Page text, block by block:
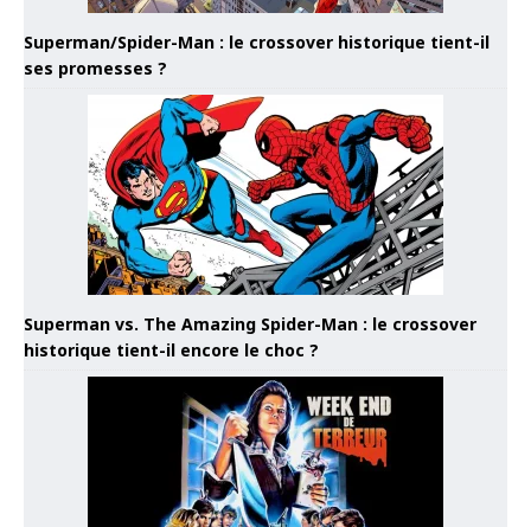
Superman/Spider-Man : le crossover historique tient-il
ses promesses ?
Superman vs. The Amazing Spider-Man : le crossover
historique tient-il encore le choc ?